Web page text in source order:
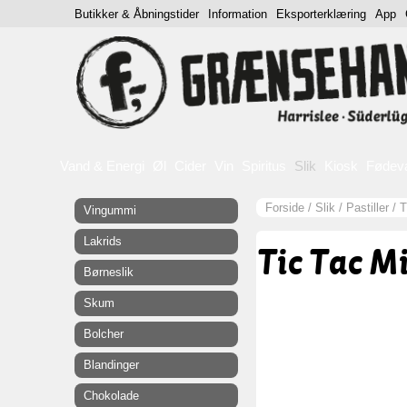
Slik
Forside / Slik / Pastiller /
Tic Tac
Vingummi
Lakrids
Børneslik
Skum
Bolcher
Blandinger
Chokolade
Butikker & Åbningstider Information Eksporterklæring App